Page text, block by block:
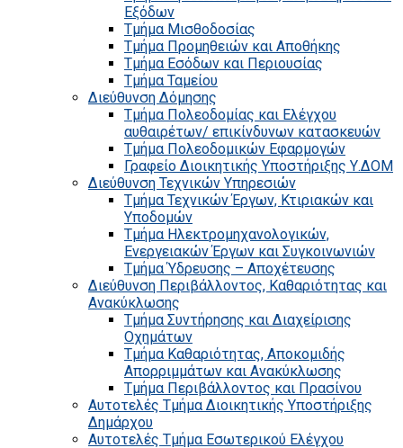
Εξόδων
Τμήμα Μισθοδοσίας
Τμήμα Προμηθειών και Αποθήκης
Τμήμα Εσόδων και Περιουσίας
Τμήμα Ταμείου
Διεύθυνση Δόμησης
Τμήμα Πολεοδομίας και Ελέγχου
αυθαιρέτων/ επικίνδυνων κατασκευών
Τμήμα Πολεοδομικών Εφαρμογών
Γραφείο Διοικητικής Υποστήριξης Υ.ΔΟΜ
Διεύθυνση Τεχνικών Υπηρεσιών
Τμήμα Τεχνικών Έργων, Κτιριακών και
Υποδομών
Τμήμα Ηλεκτρομηχανολογικών,
Ενεργειακών Έργων και Συγκοινωνιών
Τμήμα Ύδρευσης – Αποχέτευσης
Διεύθυνση Περιβάλλοντος, Καθαριότητας και
Ανακύκλωσης
Τμήμα Συντήρησης και Διαχείρισης
Οχημάτων
Τμήμα Καθαριότητας, Αποκομιδής
Απορριμμάτων και Ανακύκλωσης
Τμήμα Περιβάλλοντος και Πρασίνου
Αυτοτελές Τμήμα Διοικητικής Υποστήριξης
Δημάρχου
Αυτοτελές Τμήμα Εσωτερικού Ελέγχου